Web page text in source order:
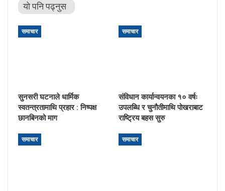
यो पनि पढ्नुस
समाचार
सुनसरी घटनाले धार्मिक
स्वतन्त्रतामाथि प्रहार : निष्पक्ष
छानबिनको माग
समाचार
संविधान कार्यान्वयनका १० वर्षः
उपलब्धि र चुनौतीमाथि पोखराबाट
राष्ट्रिय बहस सुरु
समाचार समाचार